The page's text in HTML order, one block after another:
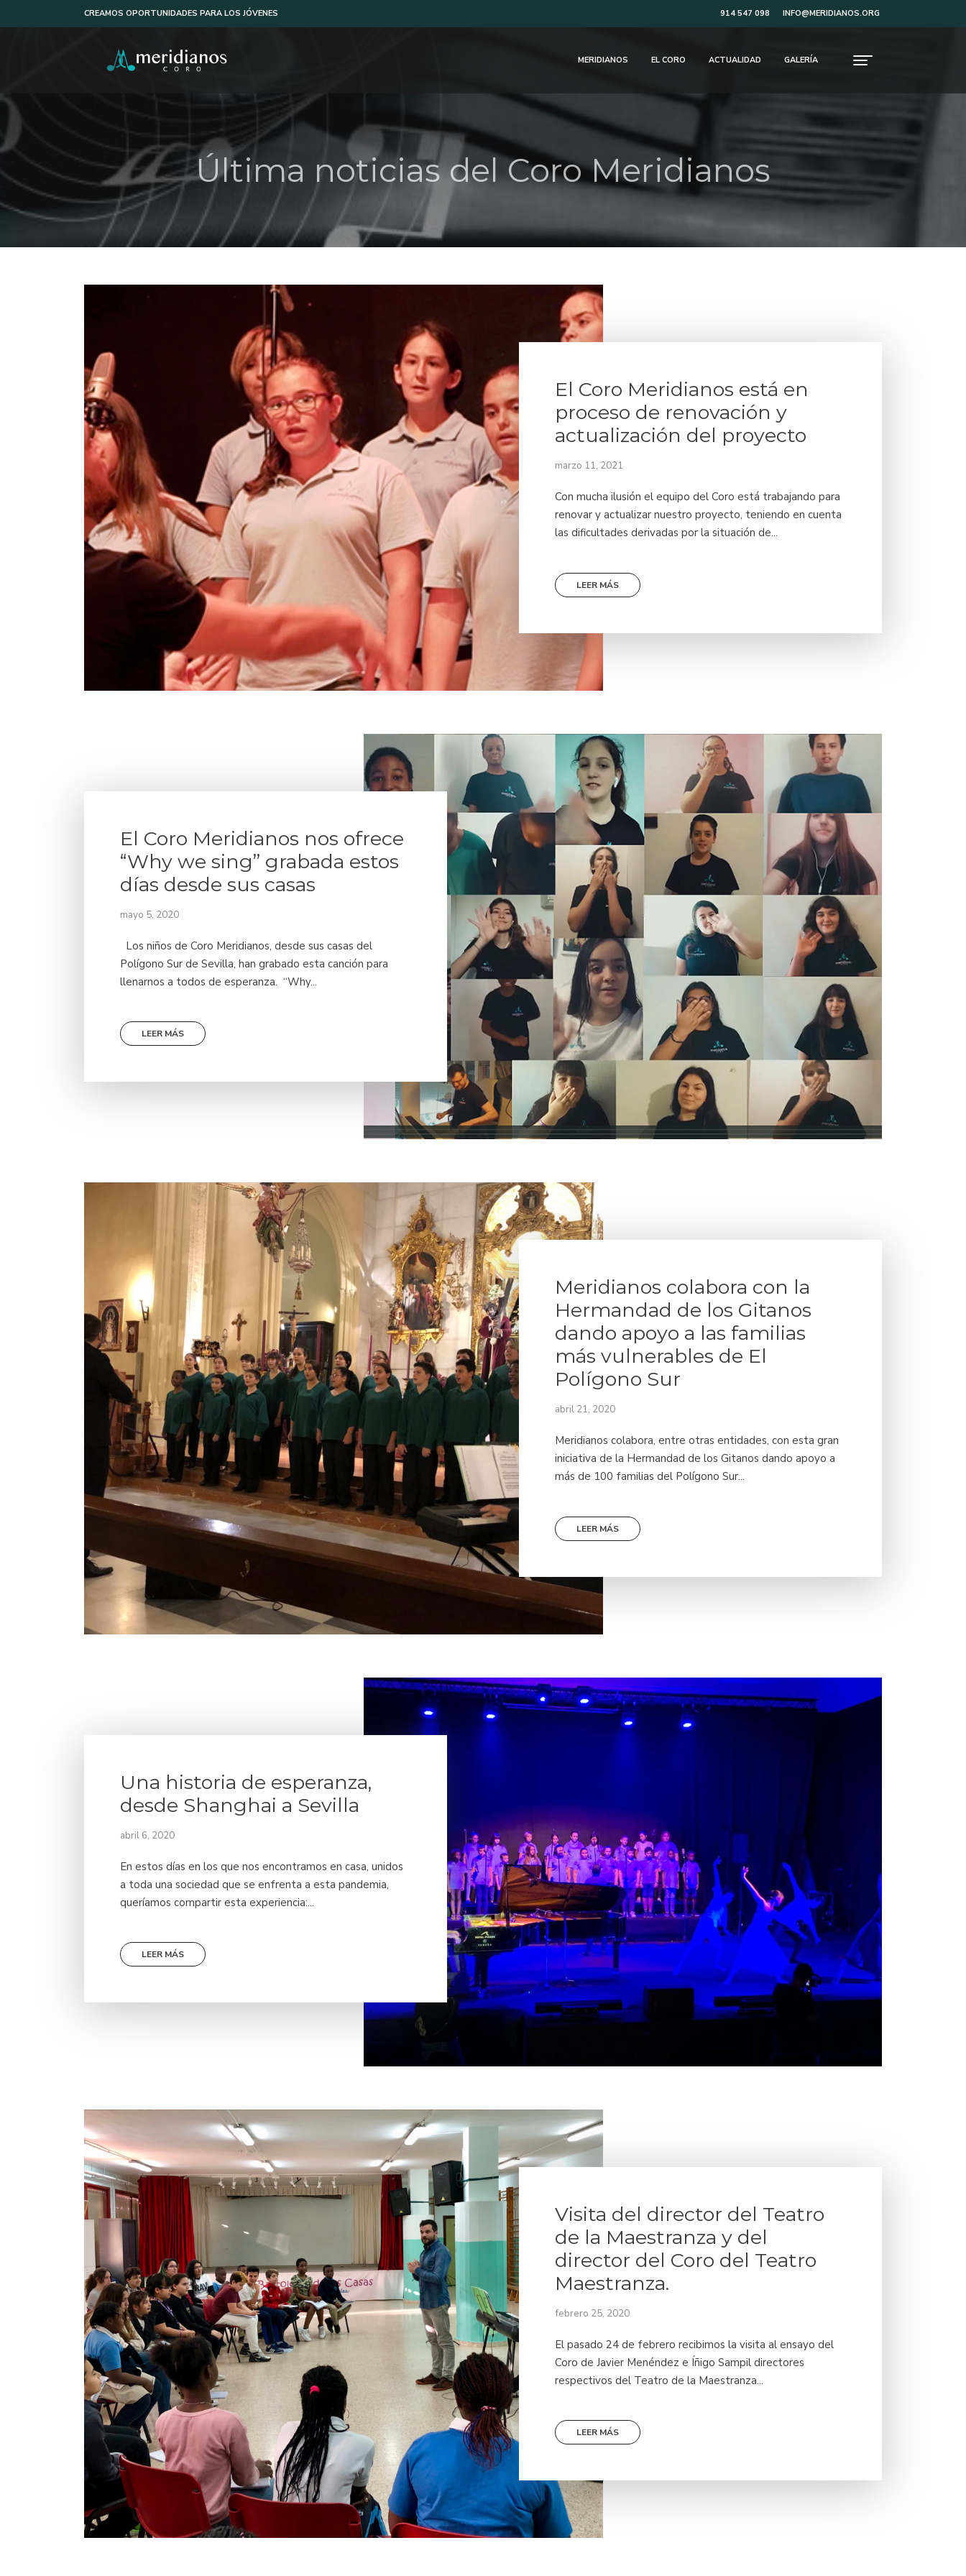
CREAMOS OPORTUNIDADES PARA LOS JÓVENES 914 547 098 INFO@MERIDIANOS.ORG
MERIDIANOS EL CORO ACTUALIDAD GALERÍA
Última noticias del Coro Meridianos
El Coro Meridianos está en
proceso de renovación y
actualización del proyecto
marzo 11, 2021
Con mucha ilusión el equipo del Coro está trabajando para
renovar y actualizar nuestro proyecto, teniendo en cuenta
las dificultades derivadas por la situación de...
LEER MÁS
El Coro Meridianos nos ofrece
“Why we sing” grabada estos
días desde sus casas
mayo 5, 2020
Los niños de Coro Meridianos, desde sus casas del
Polígono Sur de Sevilla, han grabado esta canción para
llenarnos a todos de esperanza. “Why...
LEER MÁS
Meridianos colabora con la
Hermandad de los Gitanos
dando apoyo a las familias
más vulnerables de El
Polígono Sur
abril 21, 2020
Meridianos colabora, entre otras entidades, con esta gran
iniciativa de la Hermandad de los Gitanos dando apoyo a
más de 100 familias del Polígono Sur...
LEER MÁS
Una historia de esperanza,
desde Shanghai a Sevilla
abril 6, 2020
En estos días en los que nos encontramos en casa, unidos
a toda una sociedad que se enfrenta a esta pandemia,
queríamos compartir esta experiencia:...
LEER MÁS
Visita del director del Teatro
de la Maestranza y del
director del Coro del Teatro
Maestranza.
febrero 25, 2020
El pasado 24 de febrero recibimos la visita al ensayo del
Coro de Javier Menéndez e Íñigo Sampil directores
respectivos del Teatro de la Maestranza...
LEER MÁS